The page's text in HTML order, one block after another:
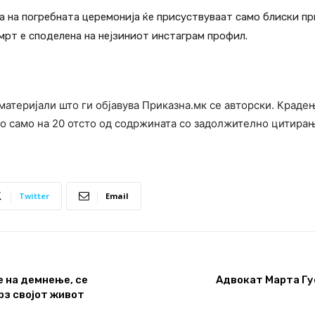
погребната церемонија ќе присуствуваат само блиски
е споделена на нејзиниот инстаграм профил.
што ги објавува Приказна.мк се авторски.
само на 20 отсто од содржината со задолжително
Twitter Email
на демнење, се
својот живот
Адвокат Марта